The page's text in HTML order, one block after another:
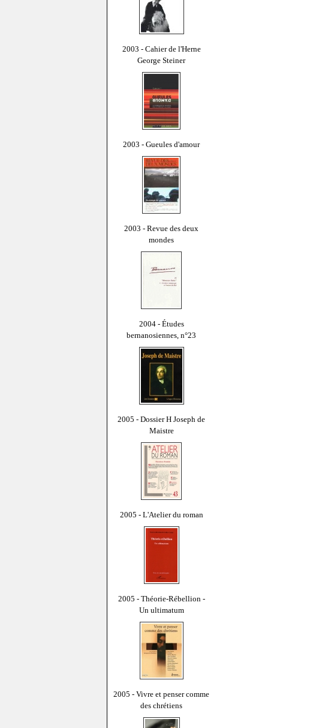
2003 - Cahier de l'Herne
George Steiner
2003 - Gueules d'amour
2003 - Revue des deux
mondes
2004 - Études
bernanosiennes, n°23
2005 - Dossier H Joseph de
Maistre
2005 - L'Atelier du roman
2005 - Théorie-Rébellion -
Un ultimatum
2005 - Vivre et penser comme
des chrétiens